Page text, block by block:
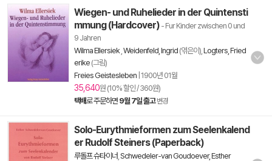
Wiegen- und Ruhelieder in der Quintensti
mmung (Hardcover) - Fur Kinder zwischen 0 und
9 Jahren
Wilma Ellersiek, Weidenfeld, Ingrid (엮은이), Logters, Fried
erike (그림)
Freies Geistesleben 1900년 01월
35,640원 (10% 할인 / 360원)
택배로 주문하면 9월 7일 출고 변경
Solo-Eurythmieformen zum Seelenkalend
er Rudolf Steiners (Paperback)
루돌프 슈타이너 Schwedeler-van Goudoever, Esther